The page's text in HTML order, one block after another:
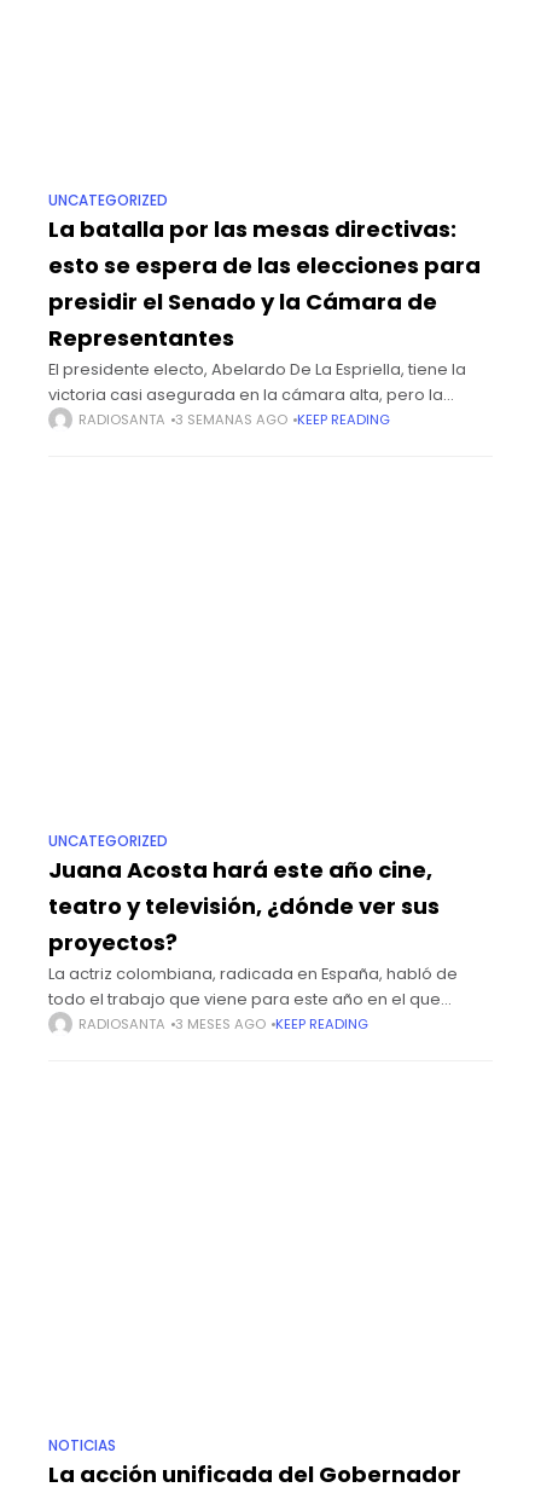
UNCATEGORIZED
La batalla por las mesas directivas:
esto se espera de las elecciones para
presidir el Senado y la Cámara de
Representantes
El presidente electo, Abelardo De La Espriella, tiene la
victoria casi asegurada en la cámara alta, pero la
polémica podría generar grietas en la coalición de
RADIOSANTA 3 SEMANAS AGO KEEP READING
UNCATEGORIZED
Juana Acosta hará este año cine,
teatro y televisión, ¿dónde ver sus
proyectos?
La actriz colombiana, radicada en España, habló de
todo el trabajo que viene para este año en el que
incluye una serie en la que actuó con su hija Lola.Hace
RADIOSANTA 3 MESES AGO KEEP READING
NOTICIAS
La acción unificada del Gobernador